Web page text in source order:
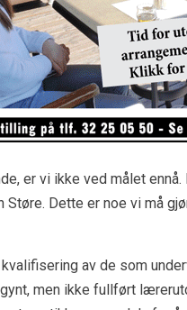
er vi ikke ved målet
Dette er noe vi må
av de som
men ikke fullført